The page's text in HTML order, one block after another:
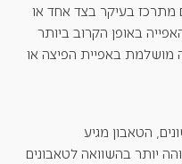
בעיקר בצד אחד או
באופן הקרוב ביותר
מושלמת באפיית הפיצה או
הטאבון מגיע
יותר בהשוואה לטאבונים